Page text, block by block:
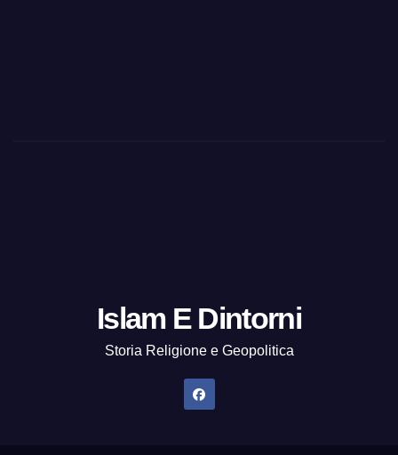
Islam E Dintorni
Storia Religione e Geopolitica